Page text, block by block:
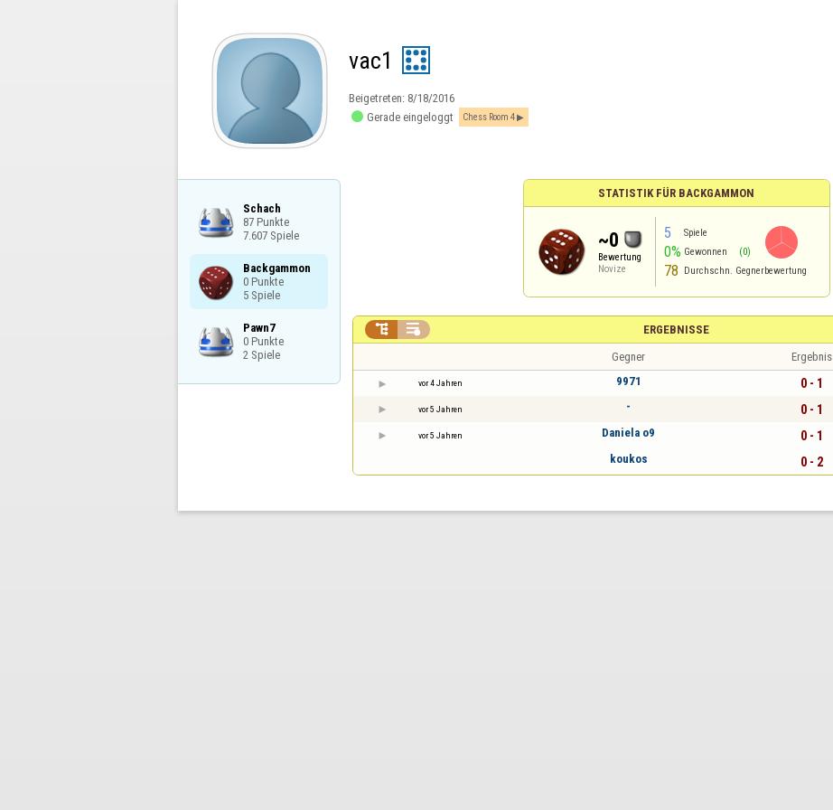
vac1
Beigetreten: 8/18/2016
 Gerade eingeloggt Chess Room 4
Schach
87 Punkte
7.607 Spiele
Backgammon
0 Punkte
5 Spiele
Pawn7
0 Punkte
2 Spiele
STATISTIK FÜR BACKGAMMON
~0
Bewertung
Novize
5 Spiele
0% Gewonnen (0)
78 Durchschn. Gegnerbewertung
ERGEBNISSE
 
Gegner Ergebnis
vor 4 Jahren 9971 0 - 1
vor 5 Jahren - 0 - 1
vor 5 Jahren Daniela o9 0 - 1
koukos
0 - 2